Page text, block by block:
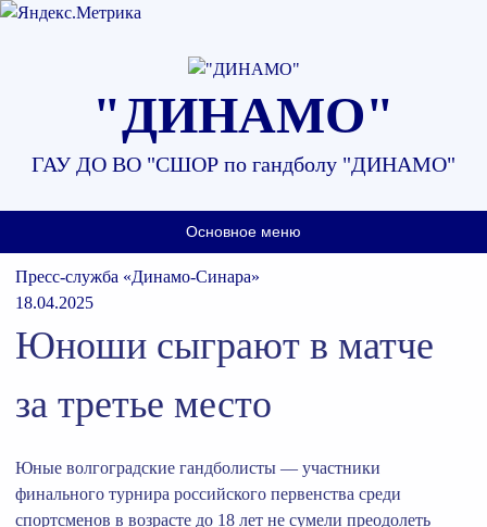
"ДИНАМО"
ГАУ ДО ВО "СШОР по гандболу "ДИНАМО"
Основное меню
Пресс-служба «Динамо-Синара»
18.04.2025
Юноши сыграют в матче
за третье место
Юные волгоградские гандболисты — участники
финального турнира российского первенства среди
спортсменов в возрасте до 18 лет не сумели преодолеть